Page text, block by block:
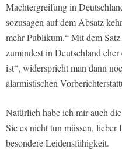
Machtergreifung in
sozusagen auf dem Absatz
mehr Publikum.“ Mit dem
zumindest in Deutschland
ist“, widerspricht man dann
alarmistischen
Natürlich habe ich mir auch
Sie es nicht tun müssen, lieber
besondere Leidensfähigkeit.